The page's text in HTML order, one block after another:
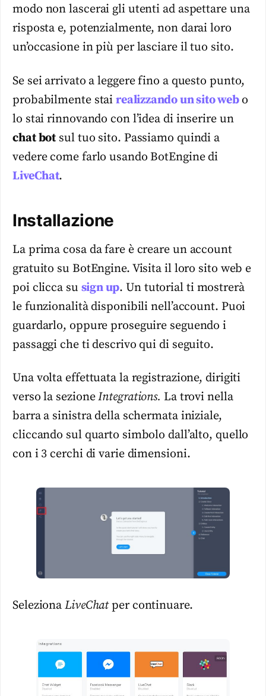
modo non lascerai gli utenti ad aspettare una
risposta e, potenzialmente, non darai loro
un’occasione in più per lasciare il tuo sito.
Se sei arrivato a leggere fino a questo punto,
probabilmente stairealizzando un sito webo
lo stai rinnovando con l’idea di inserire un
chat botsul tuo sito. Passiamo quindi a
vedere come farlo usando BotEngine di
LiveChat.
Installazione
La prima cosa da fare è creare un account
gratuito su BotEngine. Visita il loro sito web e
poi clicca su sign up. Un tutorial ti mostrerà
le funzionalità disponibili nell’account. Puoi
guardarlo, oppure proseguire seguendo i
passaggi che ti descrivo qui di seguito.
Una volta effettuata la registrazione, dirigiti
verso la sezioneIntegrations. La trovi nella
barra a sinistra della schermata iniziale,
cliccando sul quarto simbolo dall’alto, quello
con i 3 cerchi di varie dimensioni.
Seleziona LiveChatper continuare.